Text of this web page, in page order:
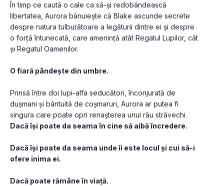
În timp ce caută o cale ca să-și redobândească
libertatea, Aurora bănuiește că Blake ascunde secrete
despre natura tulburătoare a legăturii dintre ei și despre
o forță întunecată, care amenință atât Regatul Lupilor, cât
și Regatul Oamenilor.
O fiară pândește din umbre.
Prinsă între doi lupi-alfa seducători, înconjurată de
dușmani și bântuită de coșmaruri, Aurora ar putea fi
singura care poate opri renașterea unui rău străvechi.
Dacă își poate da seama în cine să aibă încredere.
Dacă își poate da seama unde îi este locul și cui să-i
ofere inima ei.
Dacă poate rămâne în viață.